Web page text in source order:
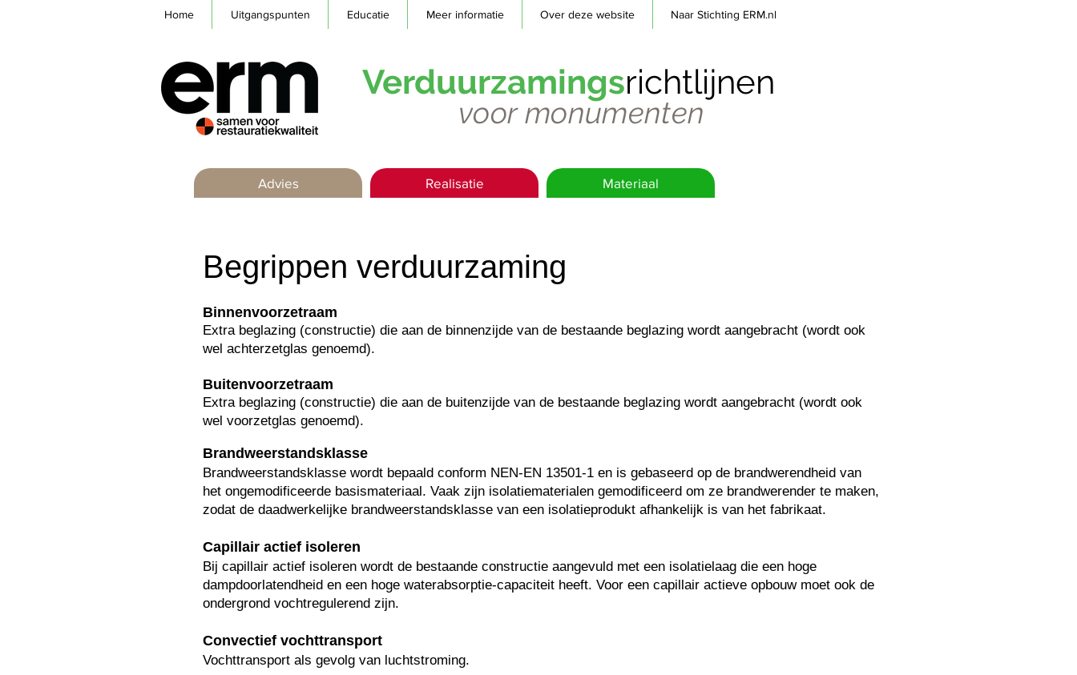
Home Uitgangspunten Educatie Meer informatie Over deze website Naar Stichting ERM.nl
Verduurzamingsrichtlijnen
voor monumenten
Advies Realisatie Materiaal
Begrippen verduurzaming
Binnenvoorzetraam
Extra beglazing (constructie) die aan de binnenzijde van de bestaande beglazing wordt aangebracht (wordt ook
wel achterzetglas genoemd).
Buitenvoorzetraam
Extra beglazing (constructie) die aan de buitenzijde van de bestaande beglazing wordt aangebracht (wordt ook
wel voorzetglas genoemd).
Brandweerstandsklasse
Brandweerstandsklasse wordt bepaald conform NEN-EN 13501-1 en is gebaseerd op de brandwerendheid van
het ongemodificeerde basismateriaal. Vaak zijn isolatiematerialen gemodificeerd om ze brandwerender te maken,
zodat de daadwerkelijke brandweerstandsklasse van een isolatieprodukt afhankelijk is van het fabrikaat.
Capillair actief isoleren
Bij capillair actief isoleren wordt de bestaande constructie aangevuld met een isolatielaag die een hoge
dampdoorlatendheid en een hoge waterabsorptie-capaciteit heeft. Voor een capillair actieve opbouw moet ook de
ondergrond vochtregulerend zijn.
Convectief vochttransport
Vochttransport als gevolg van luchtstroming.